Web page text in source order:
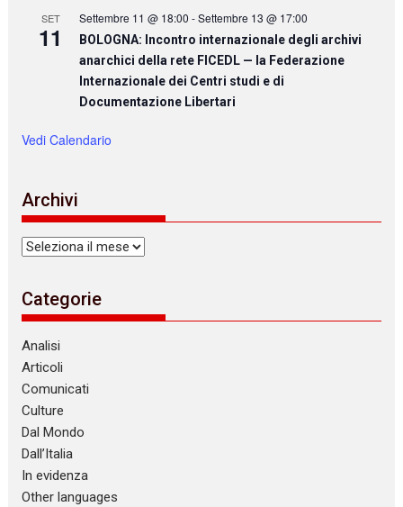
SET
11
Settembre 11 @ 18:00 -Settembre 13 @ 17:00
BOLOGNA: Incontro internazionale degli archivi
anarchici della rete FICEDL — la Federazione
Internazionale dei Centri studi e di
Documentazione Libertari
Vedi Calendario
Archivi
Archivi
Categorie
Analisi
Articoli
Comunicati
Culture
Dal Mondo
Dall’Italia
In evidenza
Other languages